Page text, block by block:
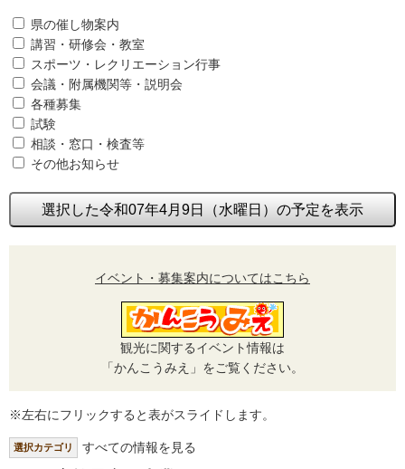
県の催し物案内
講習・研修会・教室
スポーツ・レクリエーション行事
会議・附属機関等・説明会
各種募集
試験
相談・窓口・検査等
その他お知らせ
選択した令和07年4月9日（水曜日）の予定を表示
イベント・募集案内についてはこちら
観光に関するイベント情報は
「かんこうみえ」をご覧ください。
※左右にフリックすると表がスライドします。
選択カテゴリ すべての情報を見る